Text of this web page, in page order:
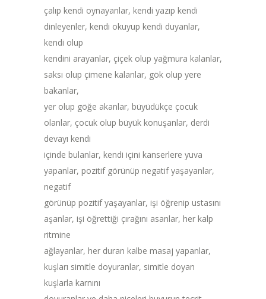
çalıp kendi oynayanlar, kendi yazıp kendi
dinleyenler, kendi okuyup kendi duyanlar,
kendi olup
kendini arayanlar, çiçek olup yağmura kalanlar,
saksı olup çimene kalanlar, gök olup yere
bakanlar,
yer olup göğe akanlar, büyüdükçe çocuk
olanlar, çocuk olup büyük konuşanlar, derdi
devayı kendi
içinde bulanlar, kendi içini kanserlere yuva
yapanlar, pozitif görünüp negatif yaşayanlar,
negatif
görünüp pozitif yaşayanlar, işi öğrenip ustasını
aşanlar, işi öğrettiği çırağını asanlar, her kalp
ritmine
ağlayanlar, her duran kalbe masaj yapanlar,
kuşları simitle doyuranlar, simitle doyan
kuşlarla karnını